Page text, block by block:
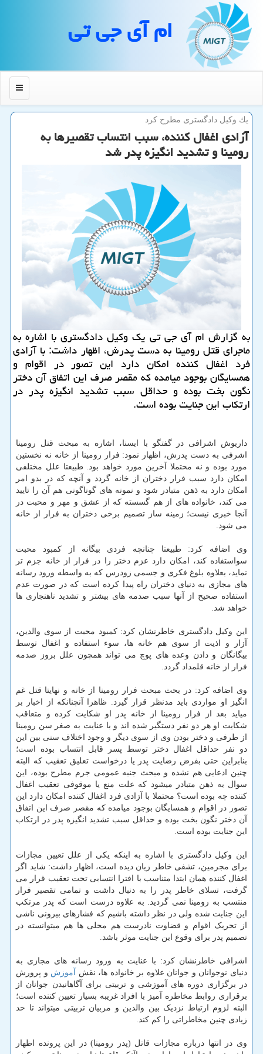
ام آی جی تی
منو
یك وكیل دادگستری مطرح كرد
آزادی اغفال كننده، سبب انتساب تقصیرها به
رومینا و تشدید انگیزه پدر شد
به گزارش ام آی جی تی یك وكیل دادگستری با اشاره به
ماجرای قتل رومینا به دست پدرش، اظهار داشت: با آزادی
فرد اغفال كننده امكان دارد این تصور در اقوام و
همسایگان بوجود میامده كه مقصر صرف این اتفاق آن دختر
نگون بخت بوده و حداقل سبب تشدید انگیزه پدر در
ارتكاب این جنایت بوده است.
داریوش اشرافی در گفتگو با ایسنا، اشاره به مبحث قتل رومینا
اشرفی به دست پدرش، اظهار نمود: فرار رومینا از خانه نه نخستین
مورد بوده و نه محتملا آخرین مورد خواهد بود. طبیعتا علل مختلفی
امکان دارد سبب فرار دختران از خانه گردد و آنچه که در بدو امر
امکان دارد به ذهن متبادر شود و نمونه های گوناگونی هم آن را تایید
می کند، خانواده های از هم گسسته که از عشق و مهر و محبت در
آنجا خبری نیست؛ زمینه ساز تصمیم برخی دختران به فرار از خانه
می شود.
وی اضافه کرد: طبیعتا چنانچه فردی بیگانه از کمبود محبت
سواستفاده کند، امکان دارد عزم دختر را در فرار از خانه جزم تر
نماید، بعلاوه بلوغ فکری و جسمی زودرس که به واسطه ورود رسانه
های مجازی به دنیای دختران راه پیدا کرده است که در صورت عدم
استفاده صحیح از آنها سبب صدمه های بیشتر و تشدید ناهنجاری ها
خواهد شد.
این وکیل دادگستری خاطرنشان کرد: کمبود محبت از سوی والدین،
آزار و اذیت از سوی هم خانه ها، سوء استفاده و اغفال توسط
بیگانگان و دادن وعده های پوچ می تواند همچون علل بروز صدمه
فرار از خانه قلمداد گردد.
وی اضافه کرد: در بحث مبحث فرار رومینا از خانه و نهایتا قتل غم
انگیز او مواردی باید مدنظر قرار گیرد. ظاهرا آنچنانکه از اخبار بر
میاید بعد از فرار رومینا از خانه پدر او شکایت کرده و متعاقب
شکایت او هر دو نفر دستگیر شده اند و با عنایت به صغر سن رومینا
از طرفی و دختر بودن وی از سوی دیگر و وجود اختلاف سنی بین این
دو نفر حداقل اغفال دختر توسط پسر قابل انتساب بوده است؛
بنابراین حتی بفرض رضایت پدر یا درخواست تعلیق تعقیب که البته
چنین ادعایی هم نشده و مبحث جنبه عمومی جرم مطرح بوده، این
سوال به ذهن متبادر میشود که علت منع یا موقوفی تعقیب اغفال
کننده چه بوده است؟ محتملا با آزادی فرد اغفال کننده امکان دارد این
تصور در اقوام و همسایگان بوجود میامده که مقصر صرف این اتفاق
آن دختر نگون بخت بوده و حداقل سبب تشدید انگیزه پدر در ارتکاب
این جنایت بوده است.
این وکیل دادگستری با اشاره به اینکه یکی از علل تعیین مجازات
برای مجرمین، تشفی خاطر زیان دیده است، اظهار داشت: شاید اگر
اغفال کننده همان ابتدا متناسب با افترا انتسابی تحت تعقیب قرار می
گرفت، تسلای خاطر پدر را به دنبال داشت و تمامی تقصیر فرار
منتسب به رومینا نمی گردید. به علاوه درست است که پدر مرتکب
این جنایت شده ولی در نظر داشته باشیم که فشارهای بیرونی ناشی
از تحریک اقوام و قضاوت نادرست هم محلی ها هم میتوانسته در
تصمیم پدر برای وقوع این جنایت موثر باشد.
اشرافی خاطرنشان کرد: با عنایت به ورود رسانه های مجازی به
دنیای نوجوانان و جوانان علاوه بر خانواده ها، نقش آموزش و پرورش
در برگزاری دوره های آموزشی و تربیتی برای آگاهانیدن جوانان از
برقراری روابط مخاطره آمیز با افراد غریبه بسیار تعیین کننده است؛
البته لزوم ارتباط نزدیک بین والدین و مربیان تربیتی میتواند تا حد
زیادی چنین مخاطراتی را کم کند.
وی در انتها درباره مجازات قاتل (پدر رومینا) در این پرونده اظهار